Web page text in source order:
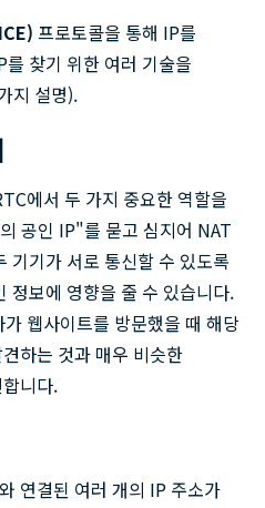
프로토콜을 통해 IP를
찾기 위한 여러 기술을
지 설명).
에서 두 가지 중요한 역할을
공인 IP"를 묻고 심지어 NAT
기기가 서로 통신할 수 있도록
정보에 영향을 줄 수 있습니다.
웹사이트를 방문했을 때 해당
하는 것과 매우 비슷한
니다.
연결된 여러 개의 IP 주소가